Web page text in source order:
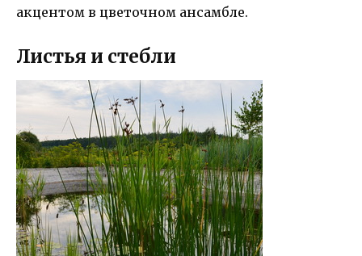
акцентом в цветочном ансамбле.
Листья и стебли